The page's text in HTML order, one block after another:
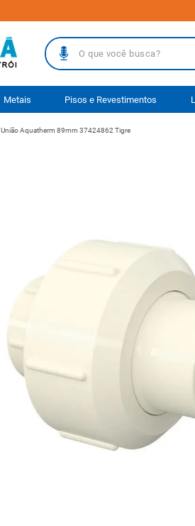
O que você busca?
Metais Pisos e Revestimentos
União Aquatherm 89mm 37424862 Tigre
TERMOS MAIS BUSCADOS
1º piso
porcelanato
vaso sanitario caixa